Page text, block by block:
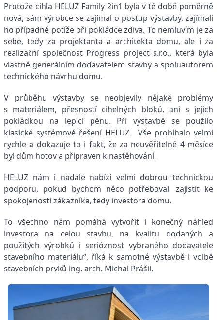
Protože cihla HELUZ Family 2in1 byla v té době poměrně
nová, sám výrobce se zajímal o postup výstavby, zajímali
ho případné potíže při pokládce zdiva. To nemluvím je za
sebe, tedy za projektanta a architekta domu, ale i za
realizační společnost Progress project s.r.o., která byla
vlastně generálním dodavatelem stavby a spoluautorem
technického návrhu domu.
V průběhu výstavby se neobjevily nějaké problémy
s materiálem, přesností cihelných bloků, ani s jejich
pokládkou na lepící pěnu. Při výstavbě se použilo
klasické systémové řešení HELUZ. Vše probíhalo velmi
rychle a dokazuje to i fakt, že za neuvěřitelné 4 měsíce
byl dům hotov a připraven k nastěhování.
HELUZ nám i nadále nabízí velmi dobrou technickou
podporu, pokud bychom něco potřebovali zajistit ke
spokojenosti zákazníka, tedy investora domu.
To všechno nám pomáhá vytvořit i konečný náhled
investora na celou stavbu, na kvalitu dodaných a
použitých výrobků i serióznost vybraného dodavatele
stavebního materiálu“, říká k samotné výstavbě i volbě
stavebních prvků ing. arch. Michal Prášil.